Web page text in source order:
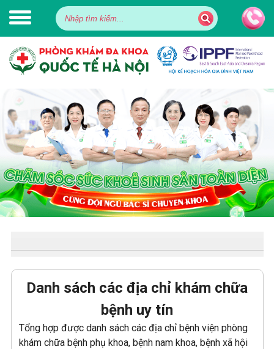
Danh sách các địa chỉ khám chữa
bệnh uy tín
Tổng hợp được danh sách các địa chỉ bệnh viện phòng
khám chữa bệnh phụ khoa, bệnh nam khoa, bệnh xã hội